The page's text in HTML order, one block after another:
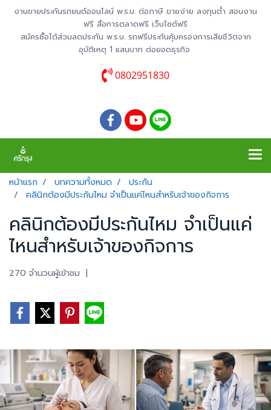
งานขายประกันรถยนต์ออนไลน์ พ.ร.บ. ต่อภาษี ขายง่าย ลงทุนต่ำ สอนงาน
ฟรี สื่อการตลาดฟรี เว็บไซต์ฟรี
สมัครซื้อได้ส่วนลดประกัน พ.ร.บ. รถฟรีประกันคุ้มครองการเสียชีวิตจาก
อุบัติเหตุ 1 แสนบาท ต่อยอดธุรกิจ
0802951830
หน้าแรก บทความทั้งหมด
ประกัน
คลินิกต้องมีประกันไหม จำเป็นแค่ไหนสำหรับเจ้าของกิจการ
คลินิกต้องมีประกันไหม จำเป็นแค่
ไหนสำหรับเจ้าของกิจการ
270 จำนวนผู้เข้าชม |